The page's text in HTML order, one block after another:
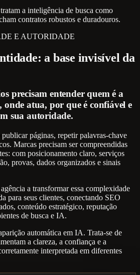
a inteligência de busca como
contratos robustos e duradouros.
E AUTORIDADE
a base invisível da
precisam entender quem é a
onde atua, por que é confiável e
sua autoridade.
páginas, repetir palavras-chave
Marcas precisam ser compreendidas
com posicionamento claro, serviços
provas, dados organizados e sinais
a transformar essa complexidade
para seus clientes, conectando SEO
conteúdo estratégico, reputação
de busca e IA.
automática em IA. Trata-se de
a clareza, a confiança e a
interpretada em diferentes